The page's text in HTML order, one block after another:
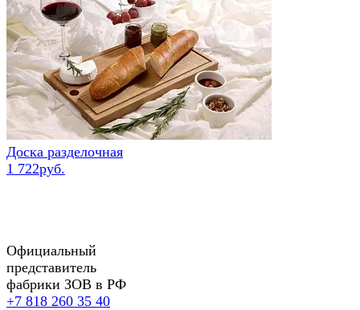
Доска разделочная
1 722руб.
Официальный
представитель
фабрики ЗОВ в РФ
+7 818 260 35 40